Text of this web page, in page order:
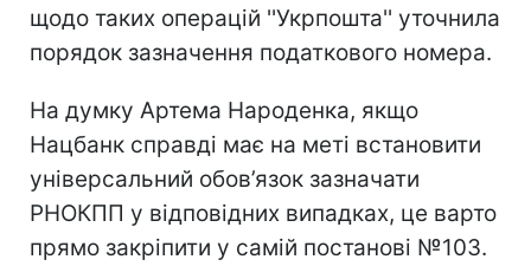
щодо таких операцій ''Укрпошта'' уточнила
порядок зазначення податкового номера.
На думку Артема Народенка, якщо
Нацбанк справді має на меті встановити
універсальний обов’язок зазначати
РНОКПП у відповідних випадках, це варто
прямо закріпити у самій постанові №103.